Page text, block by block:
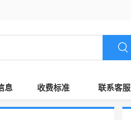
息 收费标准 联系客服